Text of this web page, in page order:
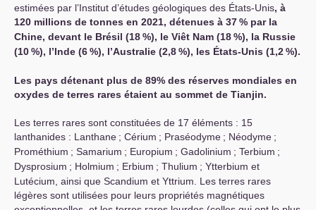
estimées par l’Institut d’études géologiques des États-Unis, à
120 millions de tonnes en 2021, détenues à 37% par la
Chine, devant le Brésil (18%), le Viêt Nam (18%), la Russie
(10%), l’Inde (6%), l’Australie (2,8%), les États-Unis (1,2%).
Les pays détenant plus de 89% des réserves mondiales en
oxydes de terres rares étaient au sommet de Tianjin.
Les terres rares sont constituées de 17 éléments : 15
lanthanides : Lanthane ; Cérium ; Praséodyme ; Néodyme ;
Prométhium ; Samarium ; Europium ; Gadolinium ; Terbium ;
Dysprosium ; Holmium ; Erbium ; Thulium ; Ytterbium et
Lutécium, ainsi que Scandium et Yttrium. Les terres rares
légères sont utilisées pour leurs propriétés magnétiques